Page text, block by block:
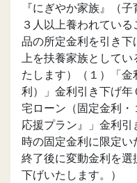
『にぎやか家族』（
３人以上養われてい
品の所定金利を引き
上を扶養家族として
たします）（１）「
利）」金利引き下げ
宅ローン（固定金利
応援プラン』」金利
時の固定金利に限定
終了後に変動金利を選
下げいたします。）